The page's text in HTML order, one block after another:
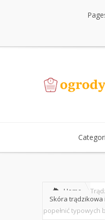
Home
Skóra
popełnić typowych